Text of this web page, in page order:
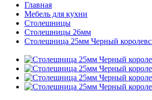
Главная
Мебель для кухни
Столешницы
Столешницы 26мм
Столешница 25мм Черный